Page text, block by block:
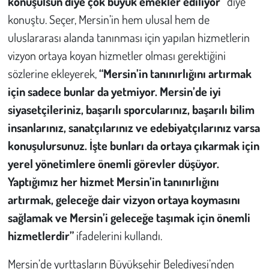
konuştu. Seçer, Mersin’in hem ulusal hem de
uluslararası alanda tanınması için yapılan hizmetlerin
vizyon ortaya koyan hizmetler olması gerektiğini
sözlerine ekleyerek,“Mersin’in tanınırlığını artırmak
için sadece bunlar da yetmiyor. Mersin’de iyi
siyasetçileriniz, başarılı sporcularınız, başarılı bilim
insanlarınız, sanatçılarınız ve edebiyatçılarınız varsa
konuşulursunuz. İşte bunları da ortaya çıkarmak için
yerel yönetimlere önemli görevler düşüyor.
Yaptığımız her hizmet Mersin’in tanınırlığını
artırmak, geleceğe dair vizyon ortaya koymasını
sağlamak ve Mersin’i geleceğe taşımak için önemli
hizmetlerdir”ifadelerini kullandı.
Mersin’de yurttaşların Büyükşehir Belediyesi’nden